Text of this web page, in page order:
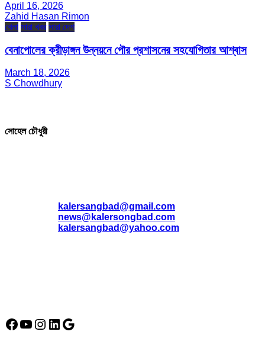
April 16, 2026
Zahid Hasan Rimon
খেলা সারা খবর সারা দেশ
বেনাপোলের ক্রীড়াঙ্গন উন্নয়নে পৌর প্রশাসনের সহযোগিতার আশ্বাস
March 18, 2026
S Chowdhury
সোহেল চৌধুরী
kalersangbad@gmail.com
news@kalersongbad.com
kalersangbad@yahoo.com
Facebook
YouTube
Instagram
LinkedIn
Google